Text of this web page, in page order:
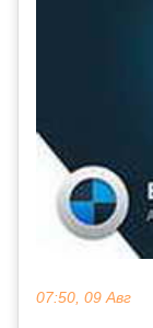
07:50, 09 Авг